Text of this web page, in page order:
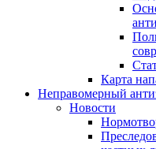
Карта
Неправомерный
Новости